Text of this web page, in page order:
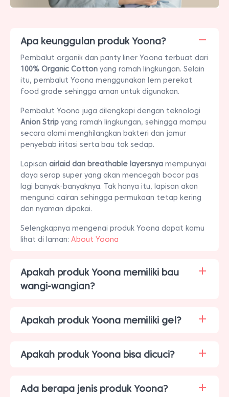
Apa keunggulan produk Yoona?
Pembalut organik dan panty liner Yoona terbuat dari
100% Organic Cotton yang ramah lingkungan. Selain
itu, pembalut Yoona menggunakan lem perekat
food grade sehingga aman untuk digunakan.
Pembalut Yoona juga dilengkapi dengan teknologi
Anion Strip yang ramah lingkungan, sehingga mampu
secara alami menghilangkan bakteri dan jamur
penyebab iritasi serta bau tak sedap.
Lapisan airlaid dan breathable layersnya mempunyai
daya serap super yang akan mencegah bocor pas
lagi banyak-banyaknya. Tak hanya itu, lapisan akan
mengunci cairan sehingga permukaan tetap kering
dan nyaman dipakai.
Selengkapnya mengenai produk Yoona dapat kamu
lihat di laman: About Yoona
Apakah produk Yoona memiliki bau
wangi-wangian?
Apakah produk Yoona memiliki gel?
Apakah produk Yoona bisa dicuci?
Ada berapa jenis produk Yoona?